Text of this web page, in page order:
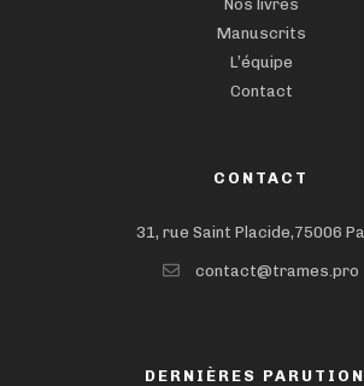
Nos livres
Manuscrits
L’équipe
Contact
CONTACT
31, rue Saint Placide,75006
contact@trames.pro
DERNIÈRES